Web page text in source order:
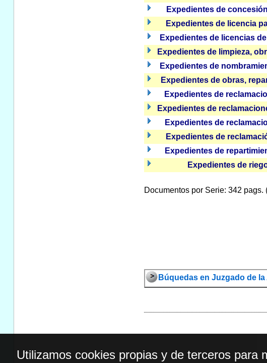
Expedientes de
Expedientes de licencia
Expedientes de licencias
Expedientes de limpieza,
Expedientes de
Expedientes de obras,
Expedientes de
Expedientes de
Expedientes de
Expedientes de
Expedientes de
Expedientes de
Documentos por Serie: 342 pags.
Búquedas en Juzgado de
Utilizamos cookies propias y de terceros para